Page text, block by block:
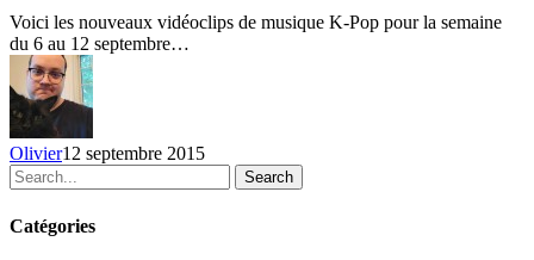
la
semaine
du
6
au
12
septembre
2015
Voici les nouveaux vidéoclips de musique K-Pop pour la semaine
du 6 au 12 septembre…
Olivier12 septembre 2015
Search
Catégories